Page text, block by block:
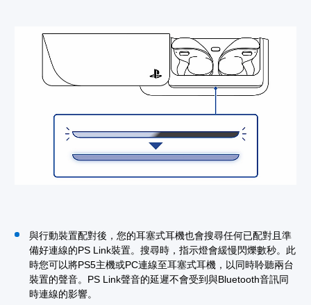
與行動裝置配對後，您的耳塞式耳機也會搜尋任何已配對且準
備好連線的PS Link裝置。搜尋時，指示燈會緩慢閃爍數秒。此
時您可以將PS5主機或PC連線至耳塞式耳機，以同時聆聽兩台
裝置的聲音。PS Link聲音的延遲不會受到與Bluetooth音訊同
時連線的影響。